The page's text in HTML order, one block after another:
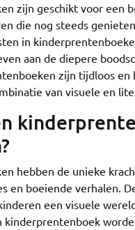
zijn geschikt voor een
die nog steeds
in
aan de diepere
zijn tijdloos
van visuele en
hebben de unieke
en boeiende verhalen.
een visuele
kinderprentenboek